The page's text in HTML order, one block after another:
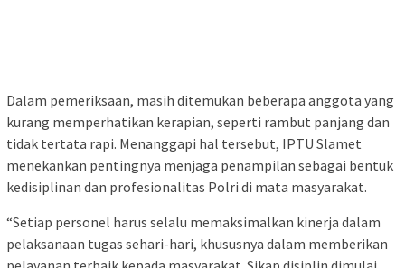
Dalam pemeriksaan, masih ditemukan beberapa anggota yang
kurang memperhatikan kerapian, seperti rambut panjang dan
tidak tertata rapi. Menanggapi hal tersebut, IPTU Slamet
menekankan pentingnya menjaga penampilan sebagai bentuk
kedisiplinan dan profesionalitas Polri di mata masyarakat.
“Setiap personel harus selalu memaksimalkan kinerja dalam
pelaksanaan tugas sehari-hari, khususnya dalam memberikan